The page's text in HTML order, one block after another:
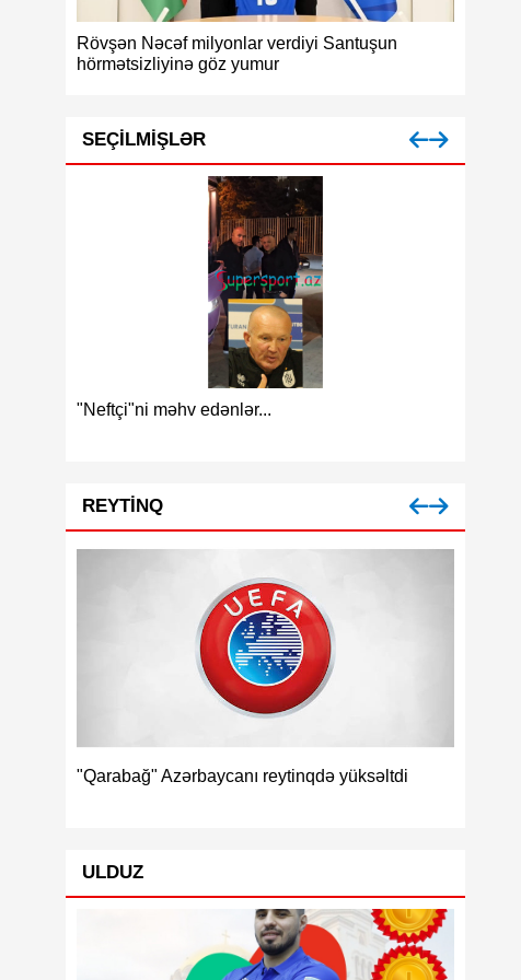
Rövşən Nəcəf milyonlar verdiyi Santuşun
hörmətsizliyinə göz yumur
SEÇILMIŞLƏR
"Neftçi"ni məhv edənlər...
REYTINQ
"Qarabağ" Azərbaycanı reytinqdə yüksəltdi
ULDUZ